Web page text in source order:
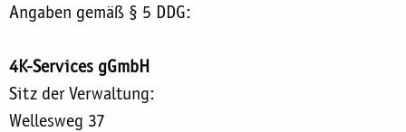
Angaben gemäß § 5 DDG:
4K-Services gGmbH
Sitz der Verwaltung:
Wellesweg 37